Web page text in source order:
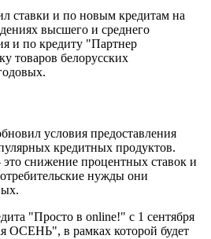
ставки и по новым кредитам на
высшего и среднего
и по кредиту "Партнер
товаров белорусских
условия предоставления
кредитных продуктов.
снижение процентных ставок и
нужды они
"Просто в online!" с 1 сентября
ОСЕНЬ", в рамках которой будет